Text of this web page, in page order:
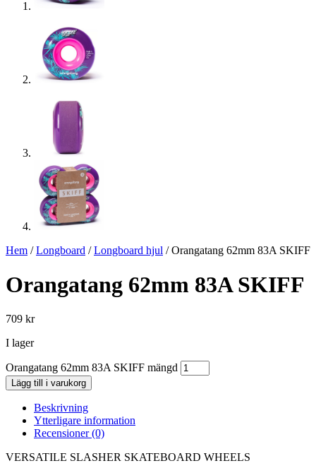
Hem /Longboard /Longboard hjul / Orangatang 62mm 83A SKIFF
Orangatang 62mm 83A SKIFF
709 kr
I lager
Orangatang 62mm 83A SKIFF mängd
Lägg till i varukorg
Beskrivning
Ytterligare information
Recensioner (0)
VERSATILE SLASHER SKATEBOARD WHEELS